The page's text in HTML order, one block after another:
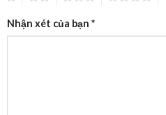
Nhận xét của bạn *